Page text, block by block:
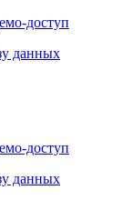
доступ
данных
доступ
данных